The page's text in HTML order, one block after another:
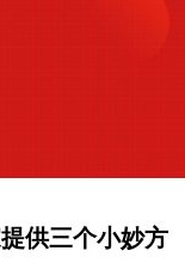
供三个小妙方